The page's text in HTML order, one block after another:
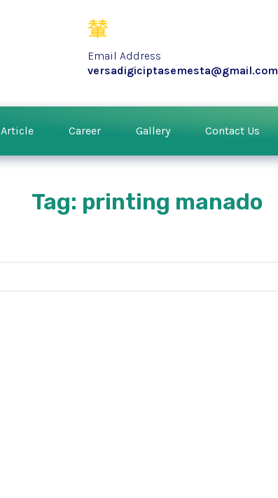
Email Address
versadigiciptasemesta@gmail.com
Article Career Gallery Contact Us
Tag: printing manado